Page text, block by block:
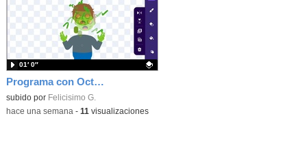
Programa con OctoStudio, un juego homenajeando al House of the dead con Zombies
Contenido educativo.
subido por Felicisimo G.
01′ 0″
-hace una semana - 11 visualizaciones